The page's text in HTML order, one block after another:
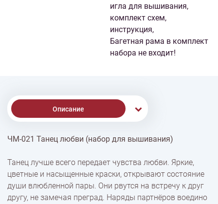
игла для вышивания,
комплект схем,
инструкция,
Багетная рама в комплект
набора не входит!
Описание
% Скидки
Доставка
ЧМ-021 Танец любви (набор для вышивания)
Танец лучше всего передает чувства любви. Яркие,
цветные и насыщенные краски, открывают состояние
души влюбленной пары. Они рвутся на встречу к друг
другу, не замечая преград. Наряды партнёров воедино